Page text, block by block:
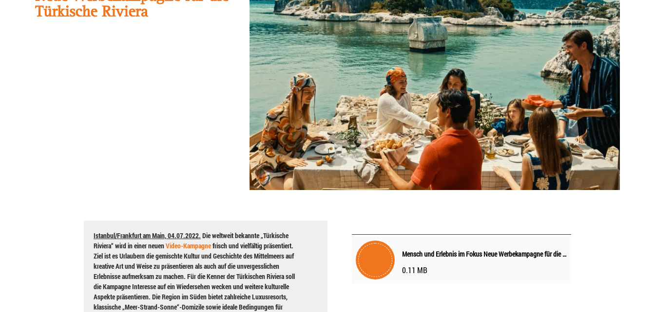
Türkische Riviera
Istanbul/Frankfurt am Main, 04.07.2022. Die weltweit bekannte „Türkische
Riviera“ wird in einer neuenVideo-Kampagnefrisch und vielfältig präsentiert.
Ziel ist es Urlaubern die gemischte Kultur und Geschichte des Mittelmeers auf
kreative Art und Weise zu präsentieren als auch auf die unvergesslichen
Erlebnisse aufmerksam zu machen. Für die Kenner der Türkischen Riviera soll
die Kampagne Interesse auf ein Wiedersehen wecken und weitere kulturelle
Aspekte präsentieren. Die Region im Süden bietet zahlreiche Luxusresorts,
klassische „Meer-Strand-Sonne“-Domizile sowie ideale Bedingungen für
Mensch und Erlebnis im Fokus Neue Werbekampagne für die Türkische Riviera
0.11 MB